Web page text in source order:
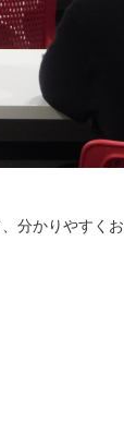
分かりやすくお